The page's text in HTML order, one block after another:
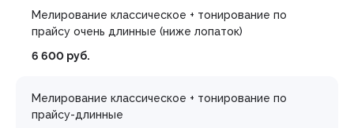
Мелирование классическое + тонирование по
прайсу очень длинные (ниже лопаток)
6 600 руб.
Мелирование классическое + тонирование по
прайсу-длинные